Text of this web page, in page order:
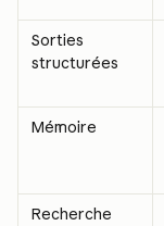
Sorties
structurées
Mémoire
Recherche